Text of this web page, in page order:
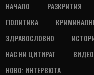
НАЧАЛО РАЗКРИТИЯ
ПОЛИТИКА
ЗДРАВОСЛОВНО
НАС НИ ЦИТИРАТ
ВИДЕО
НОВО: ИНТЕРВЮТА